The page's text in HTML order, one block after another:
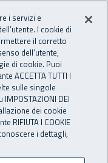
Apri cerca
i servizi e
I cookie di
il corretto
dell’utente,
di cookie. Puoi
ACCETTA TUTTI I
sulle singole
DEI
dei cookie
RIFIUTA I COOKIE
i dettagli,